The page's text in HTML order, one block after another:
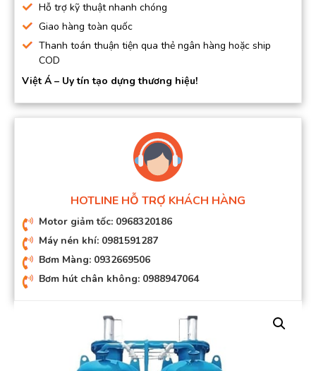
Hỗ trợ kỹ thuật nhanh chóng
Giao hàng toàn quốc
Thanh toán thuận tiện qua thẻ ngân hàng hoặc ship
COD
Việt Á – Uy tín tạo dựng thương hiệu!
HOTLINE HỖ TRỢ KHÁCH HÀNG
Motor giảm tốc: 0968320186
Máy nén khí: 0981591287
Bơm Màng: 0932669506
Bơm hút chân không: 0988947064